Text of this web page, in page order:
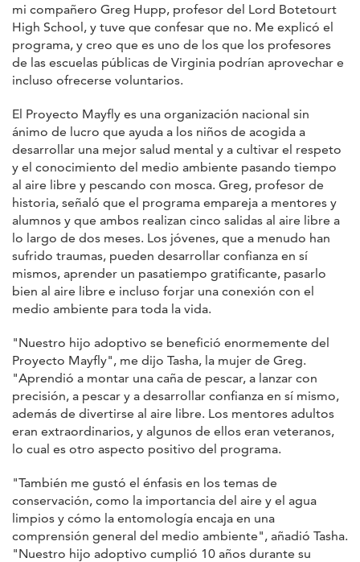
mi compañero Greg Hupp, profesor del Lord Botetourt
High School, y tuve que confesar que no. Me explicó el
programa, y creo que es uno de los que los profesores
de las escuelas públicas de Virginia podrían aprovechar e
incluso ofrecerse voluntarios.
El Proyecto Mayfly es una organización nacional sin
ánimo de lucro que ayuda a los niños de acogida a
desarrollar una mejor salud mental y a cultivar el respeto
y el conocimiento del medio ambiente pasando tiempo
al aire libre y pescando con mosca. Greg, profesor de
historia, señaló que el programa empareja a mentores y
alumnos y que ambos realizan cinco salidas al aire libre a
lo largo de dos meses. Los jóvenes, que a menudo han
sufrido traumas, pueden desarrollar confianza en sí
mismos, aprender un pasatiempo gratificante, pasarlo
bien al aire libre e incluso forjar una conexión con el
medio ambiente para toda la vida.
"Nuestro hijo adoptivo se benefició enormemente del
Proyecto Mayfly", me dijo Tasha, la mujer de Greg.
"Aprendió a montar una caña de pescar, a lanzar con
precisión, a pescar y a desarrollar confianza en sí mismo,
además de divertirse al aire libre. Los mentores adultos
eran extraordinarios, y algunos de ellos eran veteranos,
lo cual es otro aspecto positivo del programa.
"También me gustó el énfasis en los temas de
conservación, como la importancia del aire y el agua
limpios y cómo la entomología encaja en una
comprensión general del medio ambiente", añadió Tasha.
"Nuestro hijo adoptivo cumplió 10 años durante su